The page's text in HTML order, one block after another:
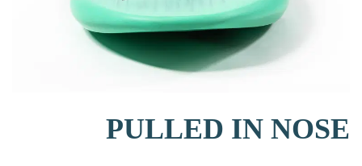
PULLED IN NOSE